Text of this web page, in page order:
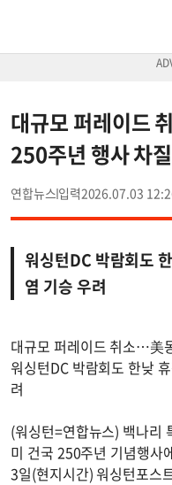
대규모 퍼레이드
250주년 행사 차질
연합뉴스 2026.07.03
워싱턴DC 박람회도
염 기승 우려
대규모 퍼레이드 취소…美
워싱턴DC 박람회도 한낮
려
(워싱턴=연합뉴스) 백나리
미 건국 250주년 기념행사
3일(현지시간) 워싱턴포스